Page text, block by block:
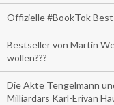
Offizielle #BookTok
Bestseller von Martin
wollen???
Die Akte Tengelmann
Milliardärs Karl-Erivan